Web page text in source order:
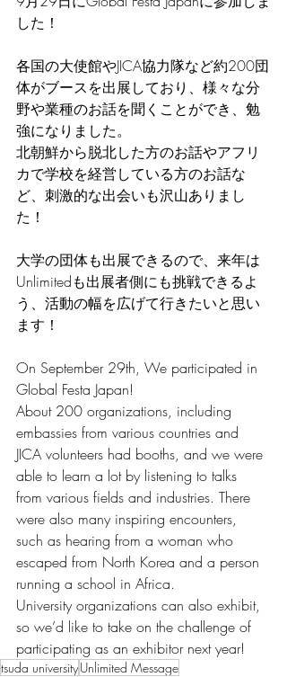
した！
各国の大使館やJICA協力隊など約200団
体がブースを出展しており、様々な分
野や業種のお話を聞くことができ、勉
強になりました。
北朝鮮から脱北した方のお話やアフリ
カで学校を経営している方のお話な
ど、刺激的な出会いも沢山ありまし
た！
大学の団体も出展できるので、来年は
Unlimitedも出展者側にも挑戦できるよ
う、活動の幅を広げて行きたいと思い
ます！
On September 29th, We participated in
Global Festa Japan!
About 200 organizations, including
embassies from various countries and
JICA volunteers had booths, and we were
able to learn a lot by listening to talks
from various fields and industries. There
were also many inspiring encounters,
such as hearing from a woman who
escaped from North Korea and a person
running a school in Africa.
University organizations can also exhibit,
so we’d like to take on the challenge of
participating as an exhibitor next year!
tsuda universityUnlimited Message